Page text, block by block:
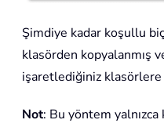
Şimdiye kadar koşullu
klasörden kopyalanmış
işaretlediğiniz klasörlere
Not: Bu yöntem